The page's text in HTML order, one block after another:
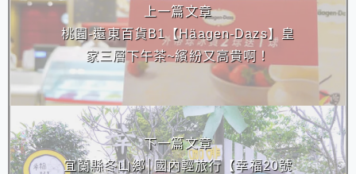
上一篇文章
桃園-遠東百貨B1【Häagen-Dazs】皇
家三層下午茶~繽紛又高貴啊！
下一篇文章
宜蘭縣冬山鄉│國內輕旅行【幸福20號